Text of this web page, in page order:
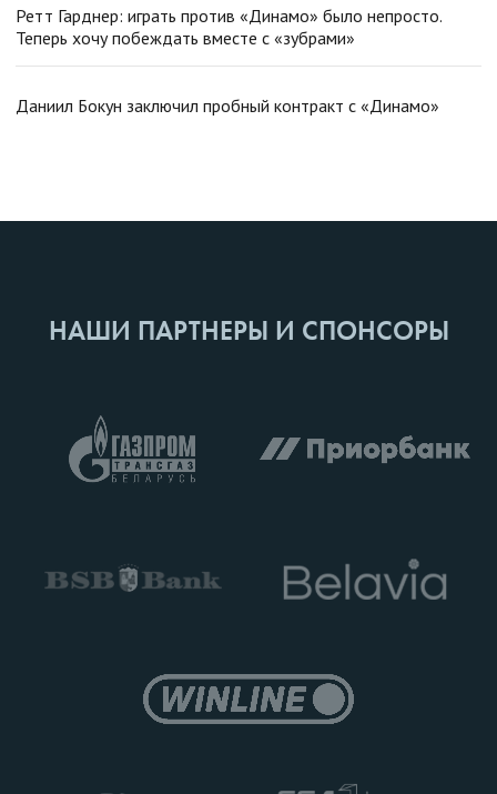
Ретт Гарднер: играть против «Динамо» было непросто.
Теперь хочу побеждать вместе с «зубрами»
Даниил Бокун заключил пробный контракт с «Динамо»
НАШИ ПАРТНЕРЫ И СПОНСОРЫ